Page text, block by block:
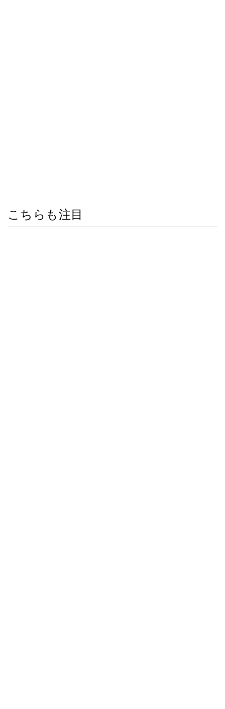
こちらも注目